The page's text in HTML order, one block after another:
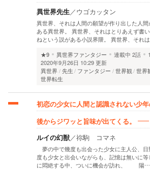
異世界先生／ウゴカッタン
異世界、それは人間の願望が作り出した人
ある異世界。 異世界、それはとりあえず書
ねという説がある小説界隈。 異世界、それ
★9
異世界ファンタジー 連載中 2話
2020年9月26日 10:29 更新
異世界
先生 ファンタジー 世界観 世界
世界転生
初恋の少女に人間と認識されない少
後からジワッと旨味が出てくる。
ルイの幻獣／祢駒 コマネ
夢の中で幾度も出会った少女に主人公
度も少女と出会いながらも、記憶は無いに
に悶絶する中、ついに機会が訪れ、 陽…